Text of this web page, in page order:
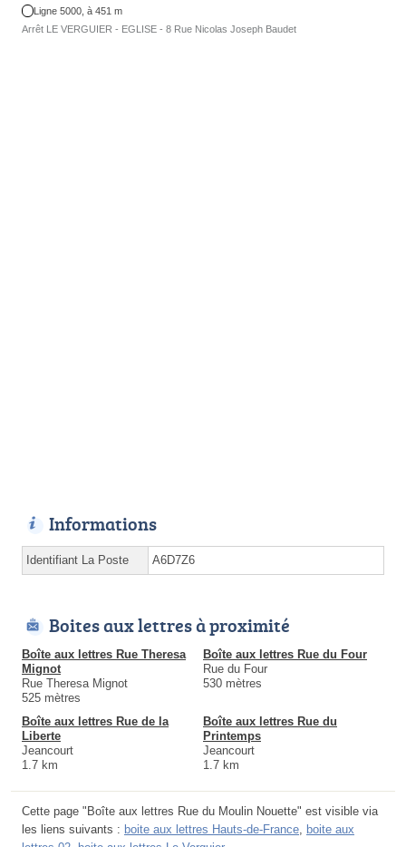
Ligne 5000, à 451 m
Arrêt LE VERGUIER - EGLISE - 8 Rue Nicolas Joseph Baudet
Informations
Identifiant La Poste A6D7Z6
Boites aux lettres à proximité
Boîte aux lettres Rue Theresa
Mignot
Rue Theresa Mignot
525 mètres
Boîte aux lettres Rue du Four
Rue du Four
530 mètres
Boîte aux lettres Rue de la
Liberte
Jeancourt
1.7 km
Boîte aux lettres Rue du
Printemps
Jeancourt
1.7 km
Cette page "Boîte aux lettres Rue du Moulin Nouette" est visible via
les liens suivants : boite aux lettres Hauts-de-France, boite aux